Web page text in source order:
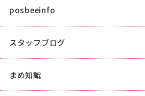
フリーペーパーについて
FREE PAPER
料金＆スケジュール
ポスティングライト
POSTHING LIGHT
posbeeinfo
スタッフブログ
まめ知識